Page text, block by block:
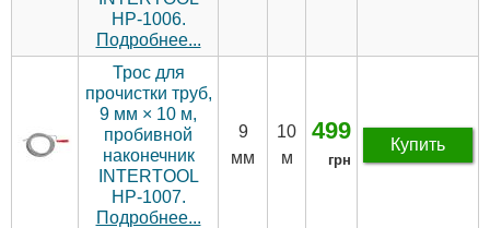
HP-1006.
Подробнее...
Трос для
прочистки труб,
9 мм × 10 м,
пробивной
наконечник
INTERTOOL
HP-1007.
Подробнее...
9
мм
10
м
499
грн
Купить